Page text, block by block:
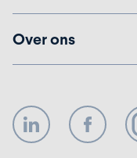
Over ons
LinkedIn